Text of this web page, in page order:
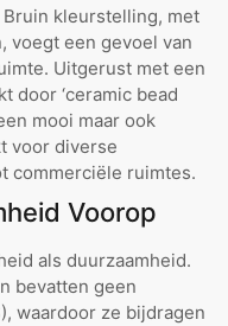
Bruin kleurstelling, met
voegt een gevoel van
Uitgerust met een
door ‘ceramic bead
mooi maar ook
voor diverse
commerciële ruimtes.
Voorop
als duurzaamheid.
bevatten geen
waardoor ze bijdragen